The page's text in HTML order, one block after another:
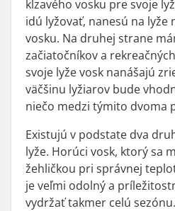
kĺzavého vosku pre svoje
idú lyžovať, nanesú na lyže
vosku. Na druhej strane
začiatočníkov a
svoje lyže vosk nanášajú
väčšinu lyžiarov bude
niečo medzi týmito dvoma
Existujú v podstate dva
lyže. Horúci vosk, ktorý sa
žehličkou pri správnej
je veľmi odolný a
vydržať takmer celú